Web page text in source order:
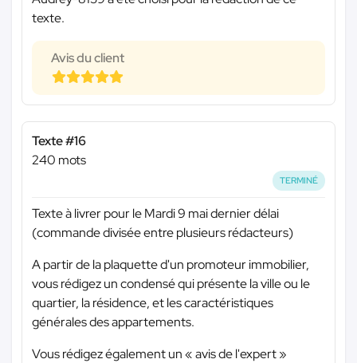
texte.
Avis du client
Texte #16
240 mots
TERMINÉ
Texte à livrer pour le Mardi 9 mai dernier délai
(commande divisée entre plusieurs rédacteurs)
A partir de la plaquette d'un promoteur immobilier,
vous rédigez un condensé qui présente la ville ou le
quartier, la résidence, et les caractéristiques
générales des appartements.
Vous rédigez également un « avis de l'expert »